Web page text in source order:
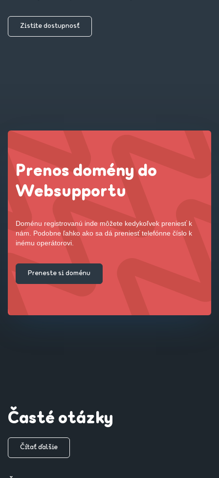
Zistite dostupnosť
Prenos domény do
Websupportu
Doménu registrovanú inde môžete kedykoľvek preniesť k
nám. Podobne ľahko ako sa dá preniesť telefónne číslo k
inému operátorovi.
Preneste si doménu
Časté otázky
Čítať ďalšie